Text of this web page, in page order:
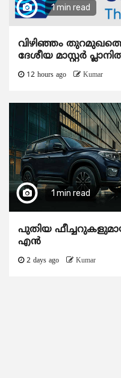
1 min read
വിഴിഞ്ഞം
ദേശീയ മാസ്റ്റർ
12 hours ago Kumar
1 min read
പുതിയ
എൻ
2 days ago Kumar